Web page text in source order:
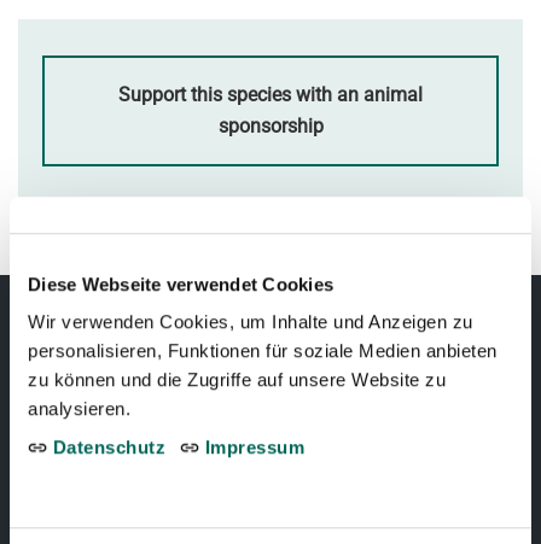
Diese Webseite verwendet Cookies
Wir verwenden Cookies, um Inhalte und Anzeigen zu
personalisieren, Funktionen für soziale Medien anbieten
zu können und die Zugriffe auf unsere Website zu
analysieren.
Datenschutz
Impressum
Support this species with an animal
sponsorship
TIERPARK BERN
Tierparkweg 1